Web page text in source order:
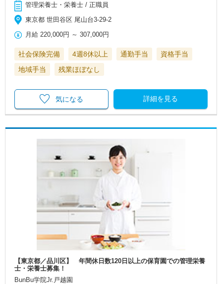
管理栄養士・栄養士 / 正職員
東京都 世田谷区 尾山台3-29-2
月給 220,000円 ～307,000円
社会保険完備 4週8休以上 通勤手当
資格手当
地域手当
残業ほぼなし
詳細を見る
気になる
【東京都／品川区】 年間休日数120日以上の保育園での管理栄養
士・栄養士募集！
BunBu学院Jr.戸越園